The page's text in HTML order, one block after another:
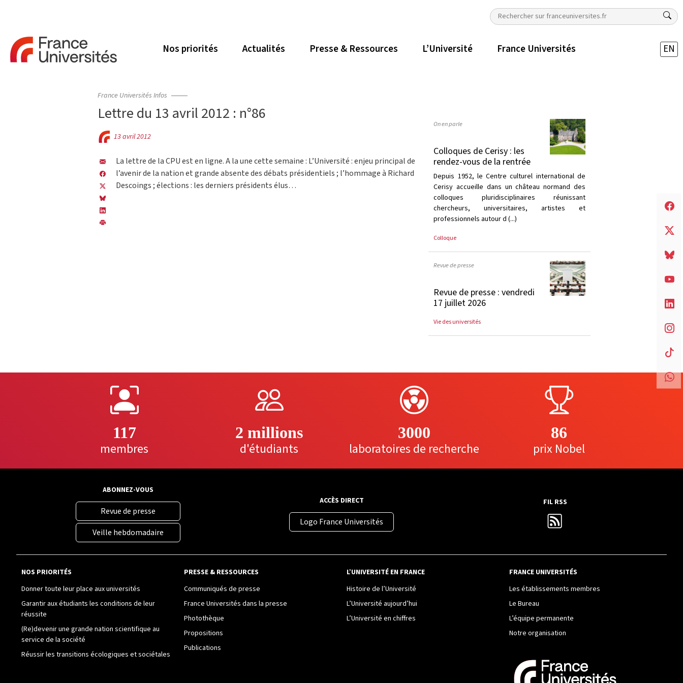
Nos priorités Actualités Presse & Ressources L’Université France Universités EN
France Universités Infos
Lettre du 13 avril 2012 : n°86
13 avril 2012
La lettre de la CPU est en ligne. A la une cette semaine : L’Université : enjeu principal de
l’avenir de la nation et grande absente des débats présidentiels ; l’hommage à Richard
Descoings ; élections : les derniers présidents élus…
On en parle
Colloques de Cerisy : les
rendez-vous de la rentrée
Depuis 1952, le Centre culturel international de
Cerisy accueille dans un château normand des
colloques pluridisciplinaires réunissant
chercheurs, universitaires, artistes et
professionnels autour d (...)
Colloque
Revue de presse
Revue de presse : vendredi
17 juillet 2026
Vie des universités
117
membres
2 millions
d'étudiants
3000
laboratoires de recherche
86
prix Nobel
ABONNEZ-VOUS
Revue de presse
Veille hebdomadaire
ACCÈS DIRECT
Logo France Universités
FIL RSS
NOS PRIORITÉS
Donner toute leur place aux universités
Garantir aux étudiants les conditions de leur
réussite
(Re)devenir une grande nation scientifique au
service de la société
Réussir les transitions écologiques et sociétales
PRESSE & RESSOURCES
Communiqués de presse
France Universités dans la presse
Photothèque
Propositions
Publications
L’UNIVERSITÉ EN FRANCE
Histoire de l’Université
L’Université aujourd’hui
L’Université en chiffres
FRANCE UNIVERSITÉS
Les établissements membres
Le Bureau
L’équipe permanente
Notre organisation